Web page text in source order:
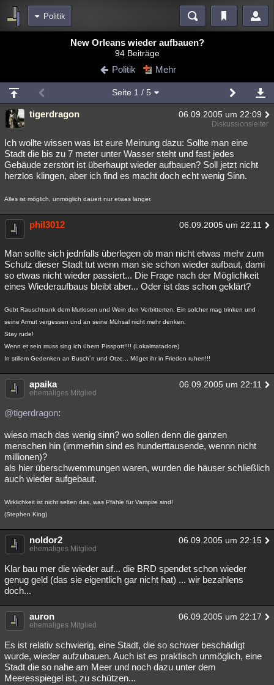
Politik
Blogs
Chat Wiki Neuigkeiten
meine Rubriken
Menschen Wissenschaft Mystery Kriminalfälle
Spiritualität Verschwörungen Technologie Ufologie
Natur Umfragen Unterhaltung
weitere Rubriken
Philosophie Träume Orte Esoterik
Astronomie Gaming Filme
Musik Clash Verbesserungen Allmystery English
Übersichten
Besucht Teilgenommen Alle Neue Geschlossen
Lesenswert Schlüsselwörter
New Orleans wieder aufbauen?
94 Beiträge
Politik Mehr
Seite 1 / 5
tigerdragon 06.09.2005 um 22:09
Diskussionsleiter
Ich wollte wissen was ist eure Meinung dazu: Sollte man eine
Stadt die bis zu 7 meter unter Wasser steht und fast jedes
Gebäude zerstört ist überhaupt wieder aufbauen? Soll jetzt nicht
herzlos klingen, aber ich find es macht doch echt wenig Sinn.
Alles ist möglich, unmöglich dauert nur etwas länger.
phil3012 06.09.2005 um 22:11
Man sollte sich jednfalls überlegen ob man nicht etwas mehr zum
Schutz dieser Stadt tut wenn man sie schon wieder aufbaut, dami
so etwas nicht wieder passiert... Die Frage nach der Möglichkeit
eines Wiederaufbaus bleibt aber... Oder ist das schon geklärt?
Gebt Rauschtrank dem Mutlosen und Wein den Verbitterten. Ein solcher mag trinken und
seine Armut vergessen und an seine Mühsal nicht mehr denken.
Stay rude!
Wenn et sein muss sing ich übern Pisspott!!!! (Lokalmatadore)
In stillem Gedenken an Busch´n und Otze... Möget ihr in Frieden ruhen!!!
apaika 06.09.2005 um 22:11
ehemaliges Mitglied
@tigerdragon:
wieso mach das wenig sinn? wo sollen denn die ganzen
menschen hin (immerhin sind es hunderttausende, wennn nicht
millionen)?
als hier überschwemmungen waren, wurden die häuser schließlich
auch wieder aufgebaut.
Wirklichkeit ist nicht selten das, was Pfähle für Vampire sind!
(Stephen King)
noldor2 06.09.2005 um 22:15
ehemaliges Mitglied
Klar bau mer die wieder auf... die BRD spendet schon wieder
genug geld (das sie eigentlich gar nicht hat) ... wir bezahlens
doch...
auron 06.09.2005 um 22:17
ehemaliges Mitglied
Es ist relativ schwierig, eine Stadt, die so schwer beschädigt
wurde, wieder aufzubauen. Auch ist es praktisch unmöglich, eine
Stadt die so nahe am Meer und noch dazu unter dem
Meeresspiegel ist, zu schützen...